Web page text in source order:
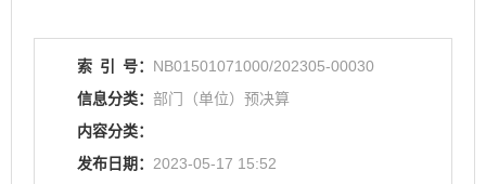
索 引 号： NB01501071000/202305-00030
信息分类： 部门（单位）预决算
内容分类：
发布日期： 2023-05-17 15:52